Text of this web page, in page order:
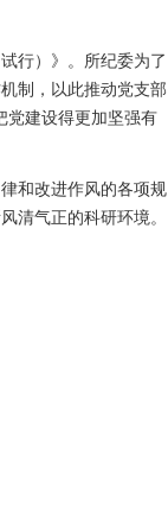
行）》。所纪委为了
制，以此推动党支部
党建设得更加坚强有
和改进作风的各项规
清气正的科研环境。